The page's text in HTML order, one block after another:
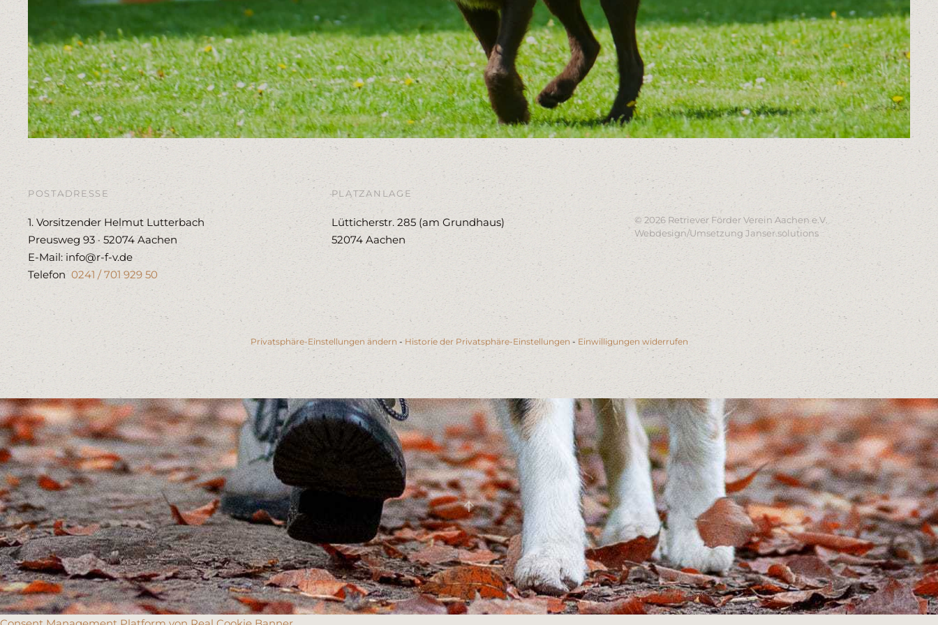
POSTADRESSE
1. Vorsitzender Helmut Lutterbach
Preusweg 93 · 52074 Aachen
E-Mail: info@r-f-v.de
Telefon 0241 / 701 929 50
PLATZANLAGE
Lütticherstr. 285 (am Grundhaus)
52074 Aachen
-
©2026 Retriever Förder Verein Aachen e.V.
Webdesign/UmsetzungJanser.solutions
Privatsphäre-Einstellungen ändern - Historie der Privatsphäre-Einstellungen - Einwilligungen widerrufen